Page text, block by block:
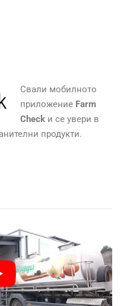
Свали мобилното
приложение Farm
Checkи се увери в
продукти.